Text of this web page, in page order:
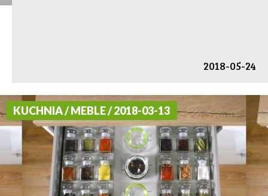
2018-05-24
KUCHNIA / MEBLE / 2018-03-13